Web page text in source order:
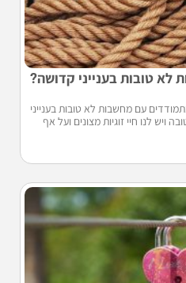
טובות בענייני קדושה?
עם מחשבות לא טובות בענייני
ויש לנו חיי זוגיות מצונים ועל אף